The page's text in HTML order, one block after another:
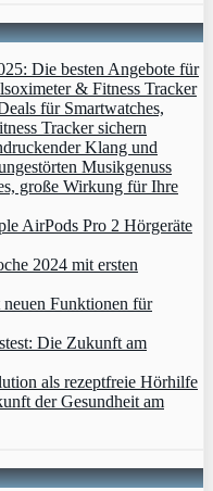
Die besten Angebote für
& Fitness Tracker
für Smartwatches,
Tracker sichern
Klang und
Musikgenuss
große Wirkung für Ihre
AirPods Pro 2 Hörgeräte
2024 mit ersten
Funktionen für
Die Zukunft am
als rezeptfreie Hörhilfe
der Gesundheit am